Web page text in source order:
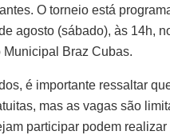
O torneio está
agosto (sábado), às 14h,
Municipal Braz Cubas.
é importante ressaltar
mas as vagas são
participar podem realizar